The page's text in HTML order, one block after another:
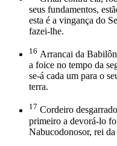
seus fundamentos,
esta é a vingança do
fazei-lhe.
16 Arrancai da
a foice no tempo da
se-á cada um para o
terra.
17 Cordeiro
primeiro a devorá-lo
Nabucodonosor, rei